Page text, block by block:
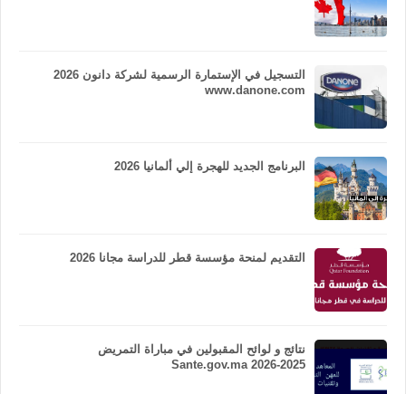
التسجيل في الإستمارة الرسمية لشركة دانون 2026
www.danone.com
البرنامج الجديد للهجرة إلي ألمانيا 2026
التقديم لمنحة مؤسسة قطر للدراسة مجانا 2026
نتائج و لوائح المقبولين في مباراة التمريض
Sante.gov.ma 2026-2025